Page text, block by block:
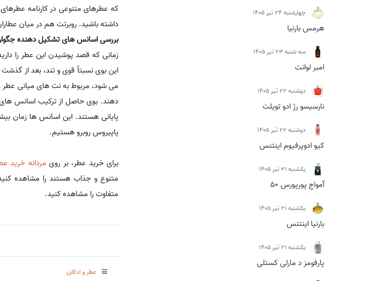
چهارشنبه 24 تیر 1405
هرمس بارنیا
سه شنبه 23 تیر 1405
امبر لوانت
دوشنبه 22 تیر 1405
نارسیسو رژ ادو تویلت
دوشنبه 22 تیر 1405
کیو ادوپرفیوم اینتنس
يكشنبه 21 تیر 1405
آمواج پورپورس 50
يكشنبه 21 تیر 1405
بارنیا اینتنس
يكشنبه 21 تیر 1405
پارفومز د مارلی کستلی
که عطرهای متنوعی در کارنامه
داشته باشید. روبرتت هم در میان
بررسی اسانس های تشکیل دهنده
زمانی که قصد پوشیدن این عطر را
این بوی نسبتاً قوی و تند، بعد از
می شود، مربوط به نت های میانی
دهند. بوی حاصل از ترکیب اسانس
پایانی هستند. این اسانس ها زمان
پاپیروس روبرو هستیم.
برای خرید عطر، بر روی مردانه خرید
متنوع و جذاب هستند را مشاهده
متفاوت را مشاهده کنید.
عطر و ادکلن